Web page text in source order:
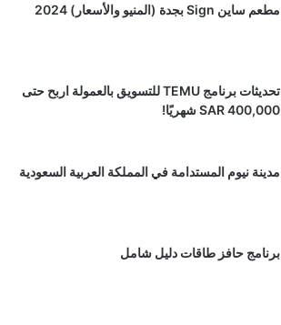
مطعم ساين Sign بجدة (المنيو والأسعار) 2024
تحديثات برنامج TEMU للتسويق بالعمولة اربح حتى
SAR 400,000 شهريًا!
مدينة نيوم المستدامة في المملكة العربية السعودية
برنامج حافز طاقات دليل شامل